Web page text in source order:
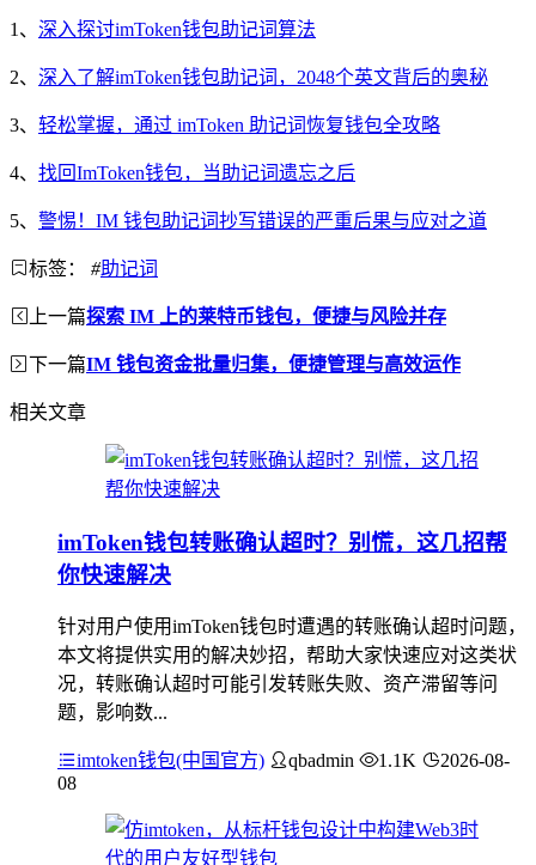
1、 深入探讨imToken钱包助记词算法
2、 深入了解imToken钱包助记词，2048个英文背后的奥秘
3、 轻松掌握，通过 imToken 助记词恢复钱包全攻略
4、 找回ImToken钱包，当助记词遗忘之后
5、 警惕！IM 钱包助记词抄写错误的严重后果与应对之道
标签： #助记词
上一篇探索 IM 上的莱特币钱包，便捷与风险并存
下一篇IM 钱包资金批量归集，便捷管理与高效运作
相关文章
imToken钱包转账确认超时？别慌，这几招帮
你快速解决
针对用户使用imToken钱包时遭遇的转账确认超时问题，
本文将提供实用的解决妙招，帮助大家快速应对这类状
况，转账确认超时可能引发转账失败、资产滞留等问
题，影响数...
imtoken钱包(中国官方) qbadmin 1.1K
2026-08-
08